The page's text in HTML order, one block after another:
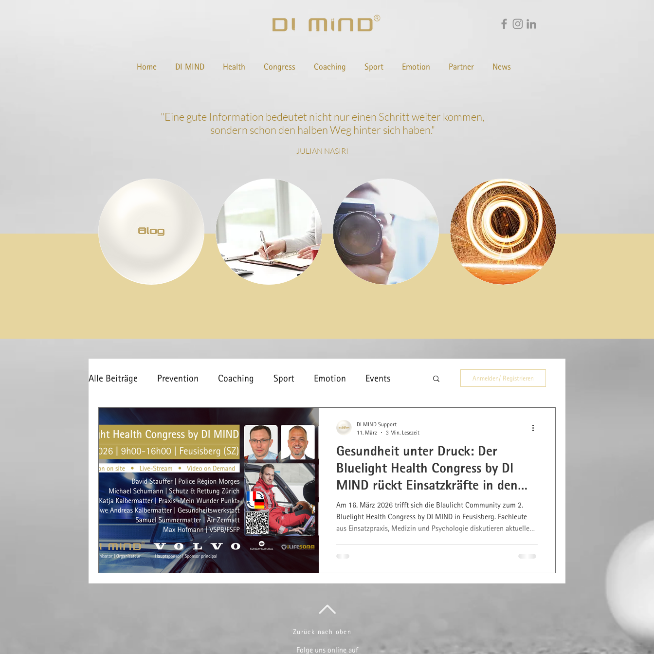
Home DI MIND Health Congress Coaching Sport Emotion Partner News
"Eine gute Information bedeutet nicht nur einen Schritt weiter kommen,
sondern schon den halben Weg hinter sich haben."
JULIAN NASIRI
Alle Beiträge Prevention Coaching Sport Emotion Events
Inside Gesundheitsförderung
Mindset Aromatherapie Lifestyle-Visualisierung
Gesundheitsberatung Nährstoffberatung Energy Pacing
Mentaltherapie
Anmelden/ Registrieren
Gesundheit unter Druck: Der
Bluelight Health Congress by DI
MIND rückt Einsatzkräfte in den
Fokus
Am 16. März 2026 trifft sich die Blaulicht Community zum 2.
Bluelight Health Congress by DI MIND in Feusisberg. Fachleute
aus Einsatzpraxis, Medizin und Psychologie diskutieren aktuelle
DI MIND Support
11. März
3 Min. Lesezeit
Zurück nach oben
Folge uns online auf